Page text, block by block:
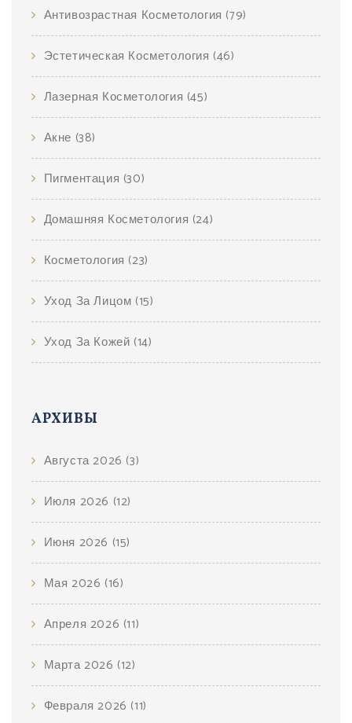
Антивозрастная Косметология (79)
Эстетическая Косметология (46)
Лазерная Косметология (45)
Акне (38)
Пигментация (30)
Домашняя Косметология (24)
Косметология (23)
Уход За Лицом (15)
Уход За Кожей (14)
АРХИВЫ
Августа 2026 (3)
Июля 2026 (12)
Июня 2026 (15)
Мая 2026 (16)
Апреля 2026 (11)
Марта 2026 (12)
Февраля 2026 (11)